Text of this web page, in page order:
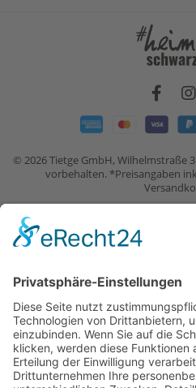
© 2026 Tietge GmbH, Wilhelmstraße
vorbehalten. *Preisangaben